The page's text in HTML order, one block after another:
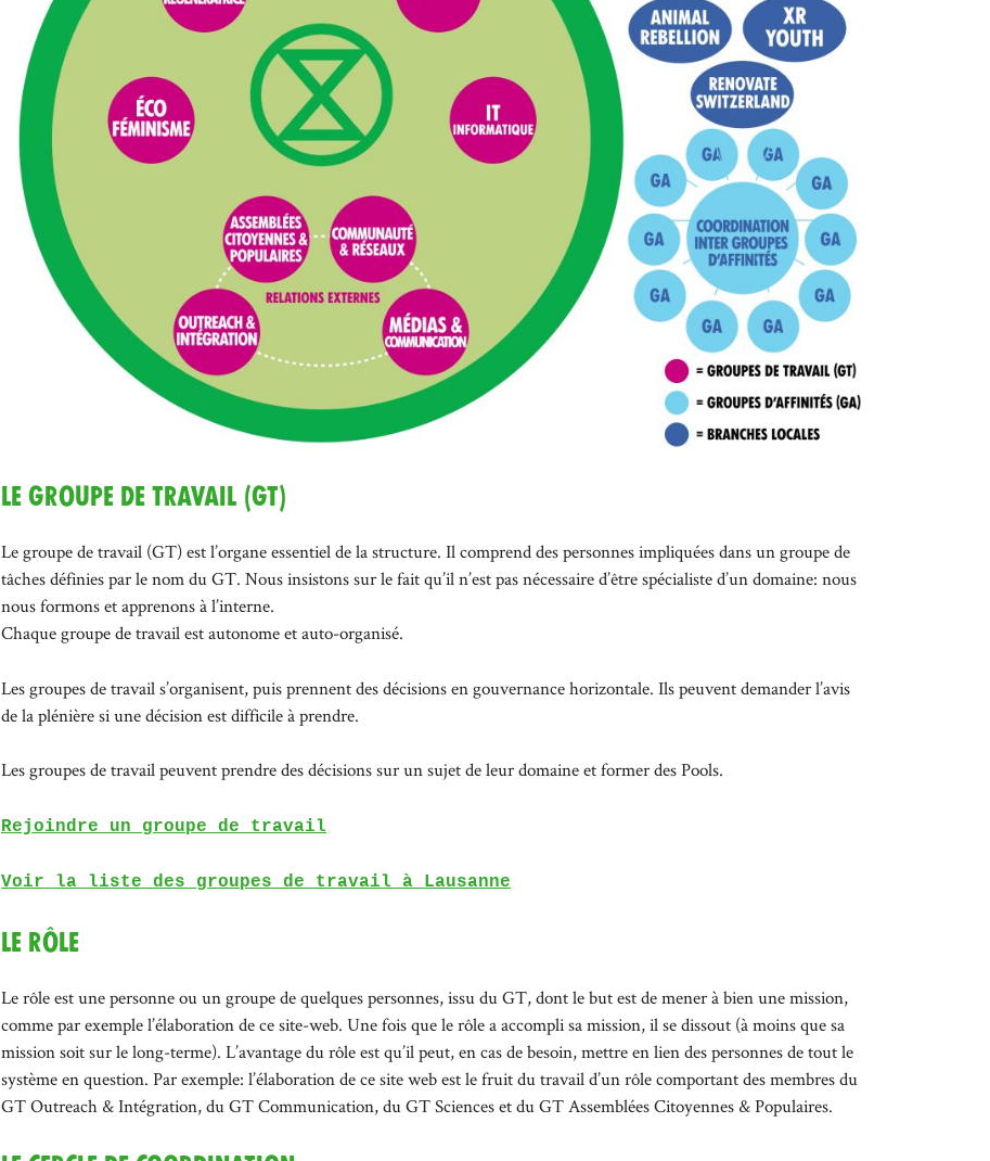
Le groupe de travail (GT)
Le groupe de travail (GT) est l’organe essentiel de la structure. Il comprend des personnes impliquées dans un groupe de
tâches définies par le nom du GT. Nous insistons sur le fait qu’il n’est pas nécessaire d’être spécialiste d’un domaine: nous
nous formons et apprenons à l’interne.
Chaque groupe de travail est autonome et auto-organisé.
Les groupes de travail s’organisent, puis prennent des décisions en gouvernance horizontale. Ils peuvent demander l’avis
de la plénière si une décision est difficile à prendre.
Les groupes de travail peuvent prendre des décisions sur un sujet de leur domaine et former des Pools.
Rejoindre un groupe de travail
Voir la liste des groupes de travail à Lausanne
Le rôle
Le rôle est une personne ou un groupe de quelques personnes, issu du GT, dont le but est de mener à bien une mission,
comme par exemple l’élaboration de ce site-web. Une fois que le rôle a accompli sa mission, il se dissout (à moins que sa
mission soit sur le long-terme). L’avantage du rôle est qu’il peut, en cas de besoin, mettre en lien des personnes de tout le
système en question. Par exemple: l’élaboration de ce site web est le fruit du travail d’un rôle comportant des membres du
GT Outreach & Intégration, du GT Communication, du GT Sciences et du GT Assemblées Citoyennes & Populaires.